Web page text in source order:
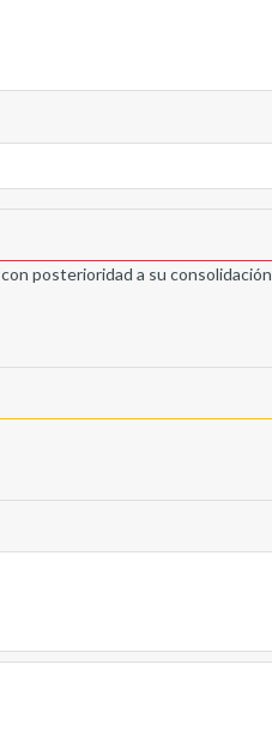
con posterioridad a su consolidación